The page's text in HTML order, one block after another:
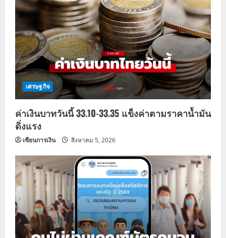
g
a
t
i
o
n
เศรษฐกิจ
ค่าเงินบาทวันนี้ 33.10-33.35 แข็งค่าตามราคาน้ำมัน
ดิ่งแรง
เซียนการเงิน สิงหาคม 5, 2026